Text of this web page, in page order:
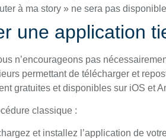
à ma story » ne sera pas
une application
n’encourageons pas
permettant de télécharger et
gratuites et disponibles sur iOS et
classique :
et installez l’application de